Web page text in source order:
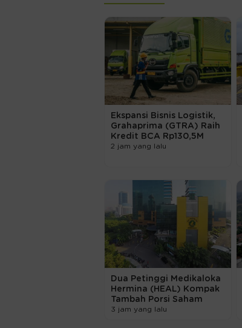
Ekspansi Bisnis Logistik,
Grahaprima (GTRA) Raih
Kredit BCA Rp130,5M
2 jam yang lalu
Dua Petinggi Medikaloka
Hermina (HEAL) Kompak
Tambah Porsi Saham
3 jam yang lalu